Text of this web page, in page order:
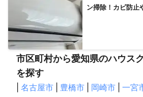
ン掃除！カビ防止
市区町村から愛知県のハウス
を探す
名古屋市 豊橋市 岡崎市 一宮